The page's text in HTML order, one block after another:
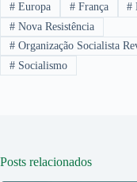
#Europa #França #
#Nova Resistência
#Organização Socialista
#Socialismo
Posts relacionados